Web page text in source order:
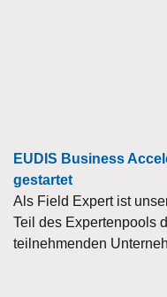
EUDIS Business
gestartet
Als Field Expert ist
Teil des Expertenpools
teilnehmenden